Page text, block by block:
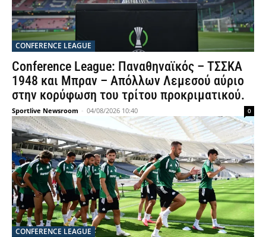
CONFERENCE LEAGUE
Conference League: Παναθηναϊκός – ΤΣΣΚΑ
1948 και Μπραν – Απόλλων Λεμεσού αύριο
στην κορύφωση του τρίτου προκριματικού.
Sportlive Newsroom - 04/08/2026 10:40 0
CONFERENCE LEAGUE